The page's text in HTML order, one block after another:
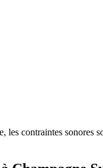
les contraintes